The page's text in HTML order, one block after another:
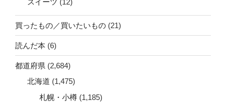
スイーツ (12)
買ったもの／買いたいもの (21)
読んだ本 (6)
都道府県 (2,684)
北海道 (1,475)
札幌・小樽 (1,185)